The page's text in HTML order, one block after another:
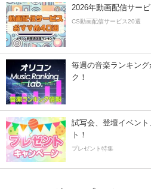
2026年動画配信サー
CS動画配信サービス20選
毎週の音楽ランキン
ク！
試写会、登壇イベン
ト！
プレゼント特集